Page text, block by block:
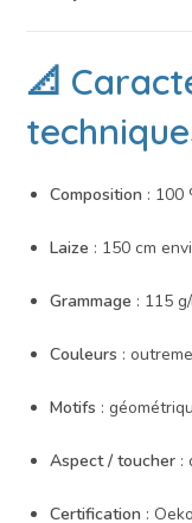
📐
Composition : 100
Laize : 150 cm
Grammage : 115
Couleurs :
Motifs :
Aspect / toucher :
Certification :